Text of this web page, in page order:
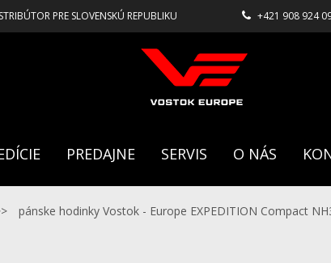
PRE SLOVENSKÚ REPUBLIKU +421 908 924
PREDAJNE SERVIS O NÁS
pánske hodinky Vostok - Europe EXPEDITION Compact